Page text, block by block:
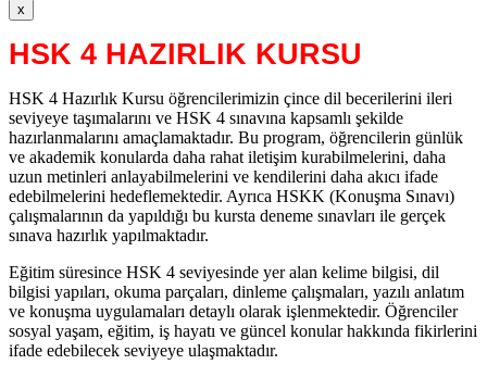
x
HSK 4 HAZIRLIK KURSU
HSK 4 Hazırlık Kursu öğrencilerimizin çince dil becerilerini ileri
seviyeye taşımalarını ve HSK 4 sınavına kapsamlı şekilde
hazırlanmalarını amaçlamaktadır. Bu program, öğrencilerin günlük
ve akademik konularda daha rahat iletişim kurabilmelerini, daha
uzun metinleri anlayabilmelerini ve kendilerini daha akıcı ifade
edebilmelerini hedeflemektedir. Ayrıca HSKK (Konuşma Sınavı)
çalışmalarının da yapıldığı bu kursta deneme sınavları ile gerçek
sınava hazırlık yapılmaktadır.
Eğitim süresince HSK 4 seviyesinde yer alan kelime bilgisi, dil
bilgisi yapıları, okuma parçaları, dinleme çalışmaları, yazılı anlatım
ve konuşma uygulamaları detaylı olarak işlenmektedir. Öğrenciler
sosyal yaşam, eğitim, iş hayatı ve güncel konular hakkında fikirlerini
ifade edebilecek seviyeye ulaşmaktadır.